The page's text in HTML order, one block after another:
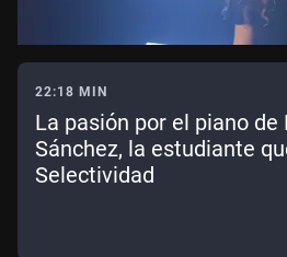
22:18 MIN
La pasión por el piano de
Sánchez, la estudiante
Selectividad